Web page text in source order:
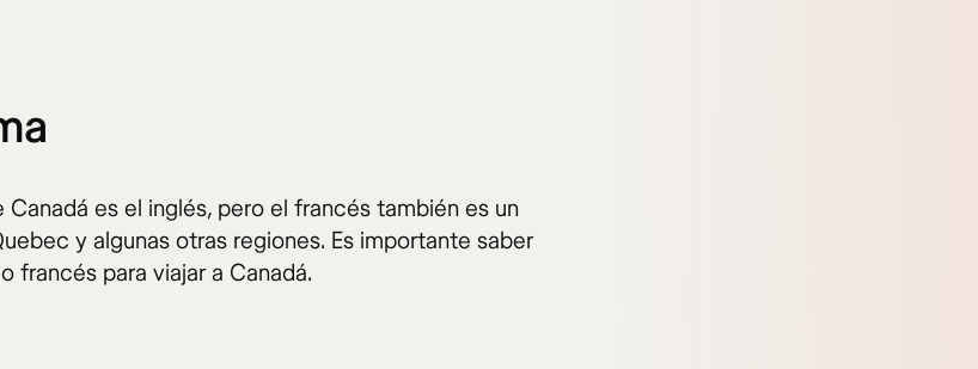
Canadá es el inglés, pero el francés también es un
y algunas otras regiones. Es importante saber
francés para viajar a Canadá.